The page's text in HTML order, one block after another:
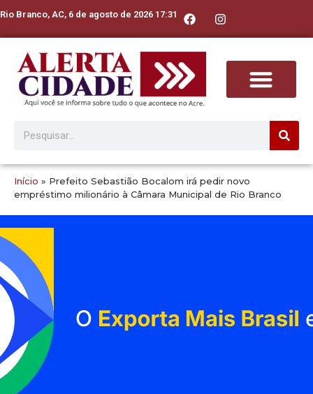
Rio Branco, AC, 6 de agosto de 2026 17:31
Início » Prefeito Sebastião Bocalom irá pedir novo
empréstimo milionário à Câmara Municipal de Rio Branco